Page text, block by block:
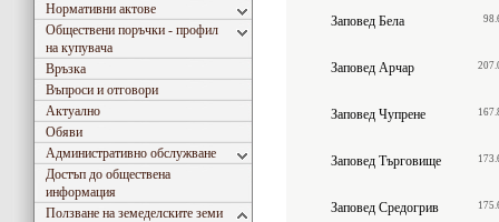
Нормативни актове
Обществени поръчки - профил
на купувача
Връзка
Въпроси и отговори
Актуално
Обяви
Административно обслужване
Достъп до обществена
информация
Ползване на земеделските земи
Заповед Бела
Заповед Арчар
Заповед Чупрене
Заповед Търговище
Заповед Средогрив